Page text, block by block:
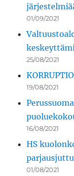
01/09/2021
25/08/2021
19/08/2021
16/08/2021
HS
01/08/2021